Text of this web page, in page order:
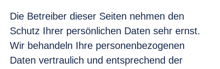
Die Betreiber dieser Seiten nehmen den
Schutz Ihrer persönlichen Daten sehr ernst.
Wir behandeln Ihre personenbezogenen
Daten vertraulich und entsprechend der